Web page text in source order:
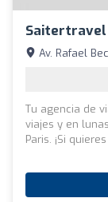
Saitertravel
Av. Rafael
Tu agencia de
viajes y en
Paris. ¡Si